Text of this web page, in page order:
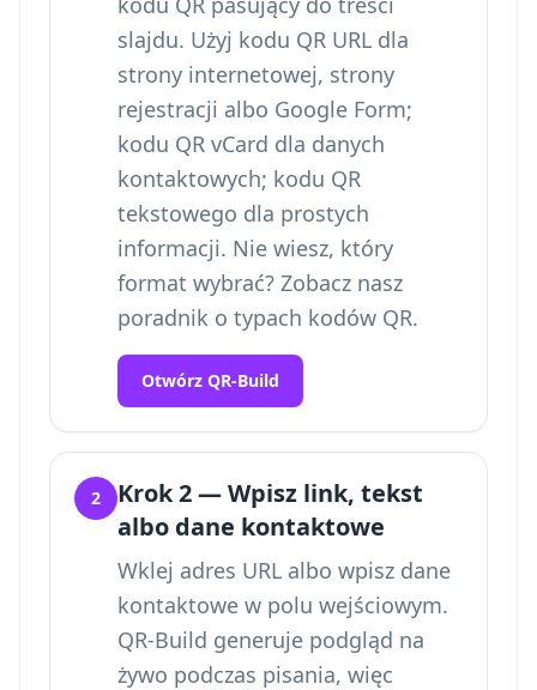
slajdu. Użyj kodu QR URL dla
strony internetowej, strony
rejestracji albo Google Form;
kodu QR vCard dla danych
kontaktowych; kodu QR
tekstowego dla prostych
informacji. Nie wiesz, który
format wybrać? Zobacz nasz
poradnik o typach kodów QR.
Otwórz QR-Build
2
Krok 2 — Wpisz link, tekst
albo dane kontaktowe
Wklej adres URL albo wpisz dane
kontaktowe w polu wejściowym.
QR-Build generuje podgląd na
żywo podczas pisania, więc